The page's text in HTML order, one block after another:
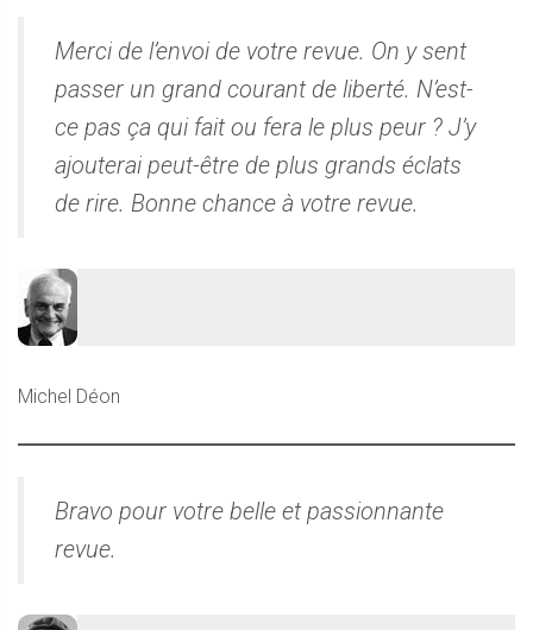
Merci de l’envoi de votre revue. On y sent
passer un grand courant de liberté. N’est-
ce pas ça qui fait ou fera le plus peur ? J’y
ajouterai peut-être de plus grands éclats
de rire. Bonne chance à votre revue.
Michel Déon
Bravo pour votre belle et passionnante
revue.